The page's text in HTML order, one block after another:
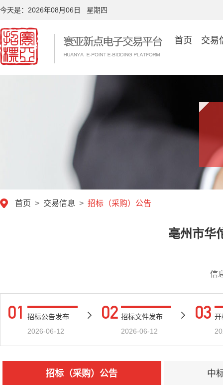
今天是： 2026年08月06日 星期四
首页 交易
首页 > 交易信息 > 招标（采购）公告
亳州市华
信
01
招标公告发布
2026-06-12
02 招标文件发布
2026-06-12
03 开
招标（采购）公告 中